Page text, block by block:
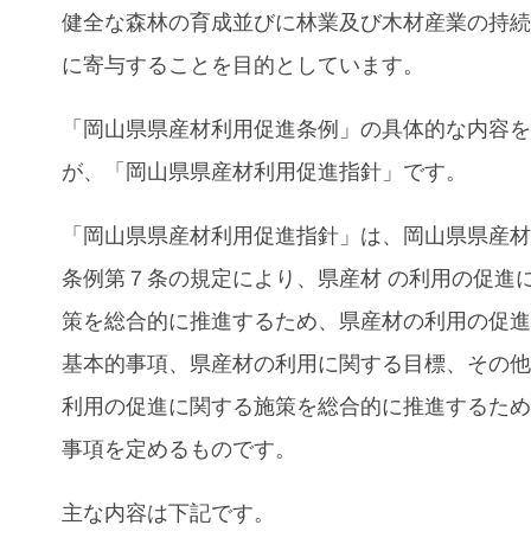
健全な森林の育成並びに林業及び木材産業の持
に寄与することを目的としています。
「岡山県県産材利用促進条例」の具体的な内容
が、「岡山県県産材利用促進指針」です。
「岡山県県産材利用促進指針」は、岡山県県産
条例第７条の規定により、県産材 の利用の促進
策を総合的に推進するため、県産材の利用の促
基本的事項、県産材の利用に関する目標、その
利用の促進に関する施策を総合的に推進するた
事項を定めるものです。
主な内容は下記です。